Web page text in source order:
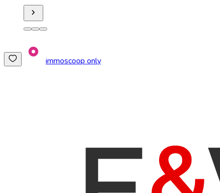
immoscoop only